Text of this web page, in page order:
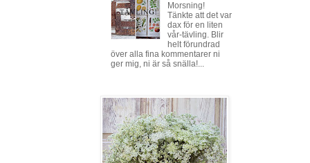
Morsning!
Tänkte att det var
dax för en liten
vår-tävling. Blir
helt förundrad
över alla fina kommentarer ni
ger mig, ni är så snälla!...